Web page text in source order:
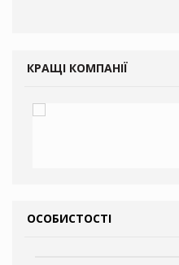
КРАЩІ КОМПАНІЇ
ОСОБИСТОСТІ